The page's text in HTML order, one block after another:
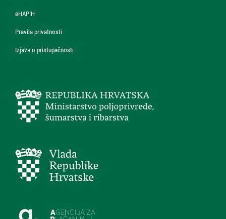
eHAPIH
Pravila privatnosti
Izjava o pristupačnosti